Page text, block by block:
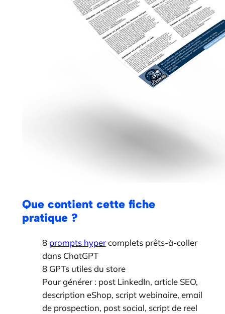
Que contient cette fiche
pratique ?
8 prompts hypercomplets prêts-à-coller
dans ChatGPT
8 GPTs utiles du store
Pour générer : post LinkedIn, article SEO,
description eShop, script webinaire, email
de prospection, post social, script de reel